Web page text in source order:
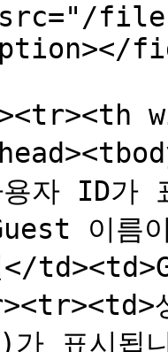
files/
용자 ID
이
</
가 표시